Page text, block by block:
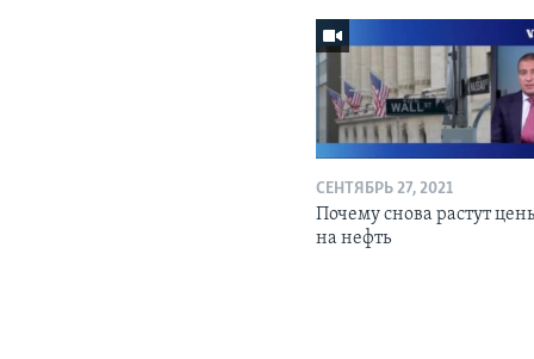
СЕНТЯБРЬ 27, 2021
Почему снова растут
на нефть